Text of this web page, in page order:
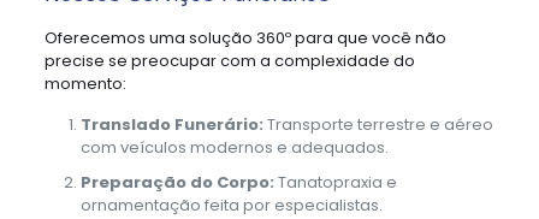
Oferecemos uma solução 360º para que você não
precise se preocupar com a complexidade do
momento:
Translado Funerário: Transporte terrestre e aéreo
com veículos modernos e adequados.
Preparação do Corpo: Tanatopraxia e
ornamentação feita por especialistas.